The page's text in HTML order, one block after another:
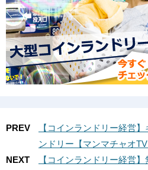
PREV
【コインランドリー経営
ンドリー【マンマチャオ
NEXT
【コインランドリー経営